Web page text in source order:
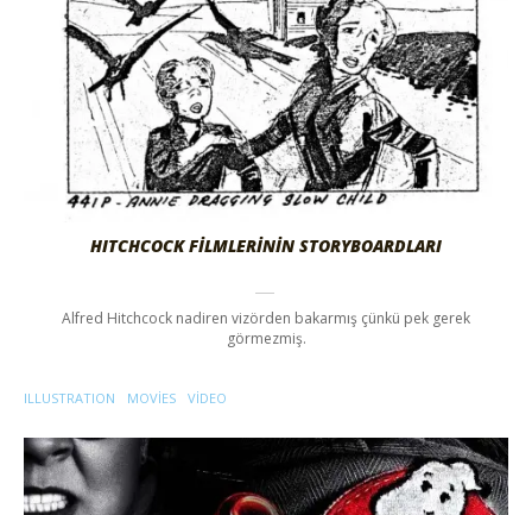
HITCHCOCK FİLMLERİNİN STORYBOARDLARI
Alfred Hitchcock nadiren vizörden bakarmış çünkü pek gerek
görmezmiş.
ILLUSTRATION MOVIES VIDEO